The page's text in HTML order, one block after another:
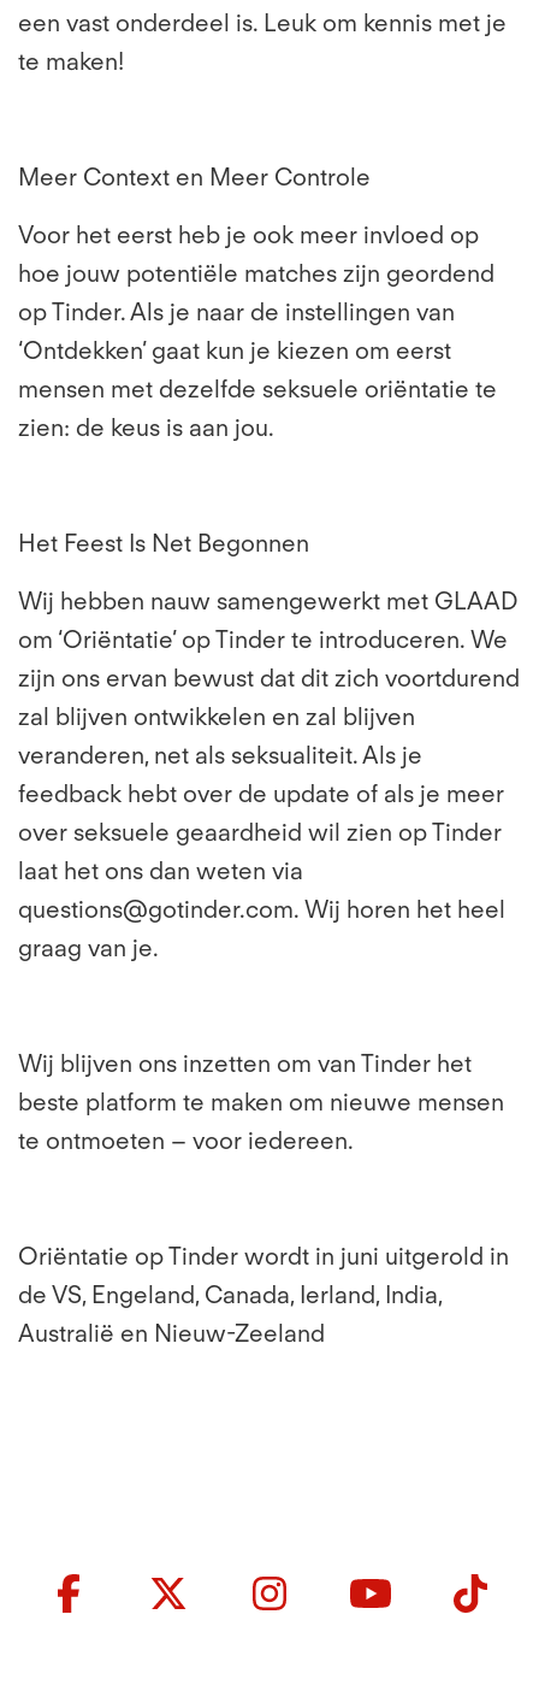
een vast onderdeel is. Leuk om kennis met je
te maken!
Meer Context en Meer Controle
Voor het eerst heb je ook meer invloed op
hoe jouw potentiële matches zijn geordend
op Tinder. Als je naar de instellingen van
‘Ontdekken’ gaat kun je kiezen om eerst
mensen met dezelfde seksuele oriëntatie te
zien: de keus is aan jou.
Het Feest Is Net Begonnen
Wij hebben nauw samengewerkt met GLAAD
om ‘Oriëntatie’ op Tinder te introduceren. We
zijn ons ervan bewust dat dit zich voortdurend
zal blijven ontwikkelen en zal blijven
veranderen, net als seksualiteit. Als je
feedback hebt over de update of als je meer
over seksuele geaardheid wil zien op Tinder
laat het ons dan weten via
questions@gotinder.com. Wij horen het heel
graag van je.
Wij blijven ons inzetten om van Tinder het
beste platform te maken om nieuwe mensen
te ontmoeten – voor iedereen.
Oriëntatie op Tinder wordt in juni uitgerold in
de VS, Engeland, Canada, Ierland, India,
Australië en Nieuw-Zeeland